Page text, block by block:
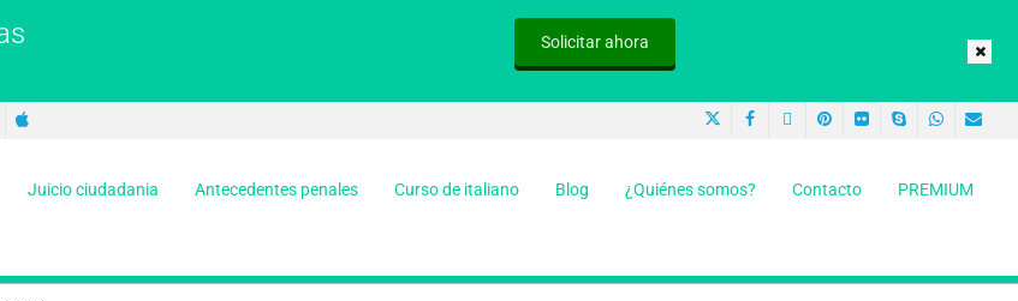
Solicitar ahora
Juicio ciudadania Antecedentes penales Curso de italiano Blog ¿Quiénes somos? Contacto PREMIUM